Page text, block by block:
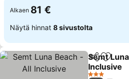
Alkaen 81 €
Näytä hinnat 8 sivustolta
Jaa Lisää
Semt
Inclusive
Katso hinnat
3 Tähtiluokitus